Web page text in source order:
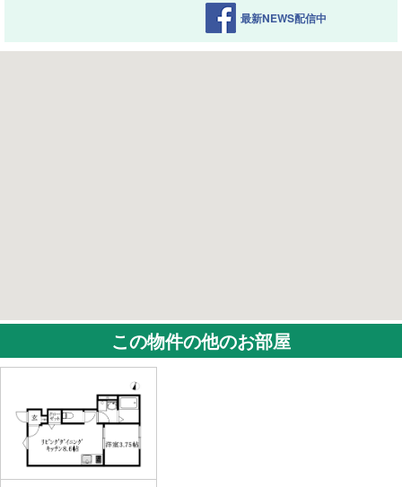
最新NEWS配信中
この物件の他のお部屋